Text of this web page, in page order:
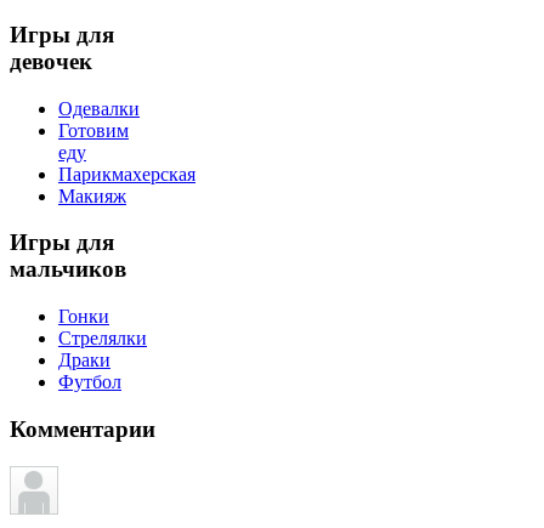
Игры для
девочек
Одевалки
Готовим
еду
Парикмахерская
Макияж
Игры для
мальчиков
Гонки
Стрелялки
Драки
Футбол
Комментарии